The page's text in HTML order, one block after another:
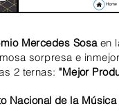
Mercedes Sosa en
sorpresa e
2 ternas:"Mejor
Nacional de la